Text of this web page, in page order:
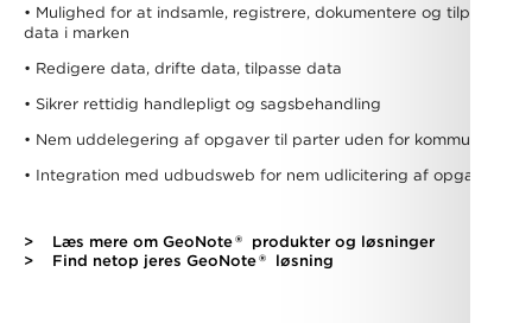
• Mulighed for at indsamle, registrere, dokumentere og tilpasse
data i marken
• Redigere data, drifte data, tilpasse data
• Sikrer rettidig handlepligt og sagsbehandling
• Nem uddelegering af opgaver til parter uden for kommunen
• Integration med udbudsweb for nem udlicitering af opgaver
> Læs mere om GeoNote®
produkter og løsninger
>
Find netop jeres GeoNote® løsning